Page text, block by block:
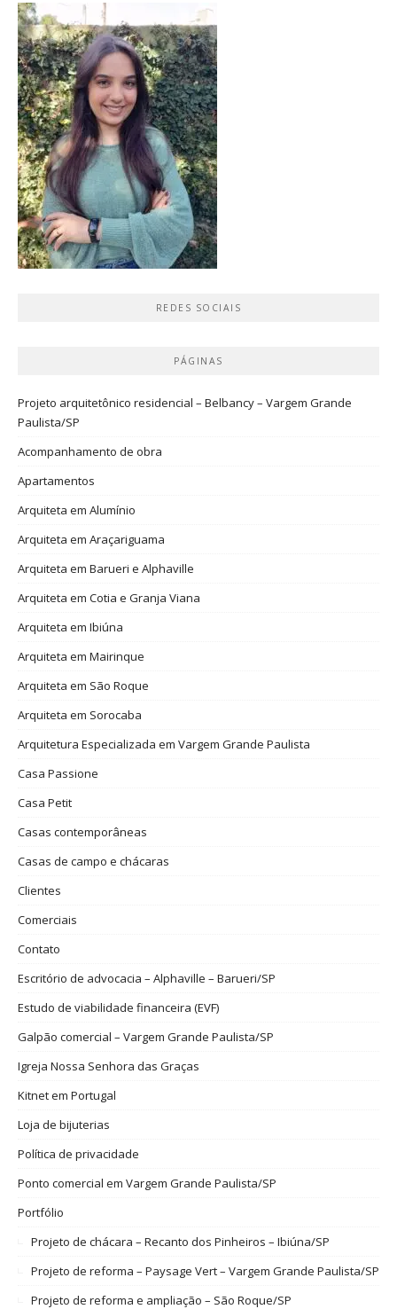
REDES SOCIAIS
PÁGINAS
Projeto arquitetônico residencial – Belbancy – Vargem Grande
Paulista/SP
Acompanhamento de obra
Apartamentos
Arquiteta em Alumínio
Arquiteta em Araçariguama
Arquiteta em Barueri e Alphaville
Arquiteta em Cotia e Granja Viana
Arquiteta em Ibiúna
Arquiteta em Mairinque
Arquiteta em São Roque
Arquiteta em Sorocaba
Arquitetura Especializada em Vargem Grande Paulista
Casa Passione
Casa Petit
Casas contemporâneas
Casas de campo e chácaras
Clientes
Comerciais
Contato
Escritório de advocacia – Alphaville – Barueri/SP
Estudo de viabilidade financeira (EVF)
Galpão comercial – Vargem Grande Paulista/SP
Igreja Nossa Senhora das Graças
Kitnet em Portugal
Loja de bijuterias
Política de privacidade
Ponto comercial em Vargem Grande Paulista/SP
Portfólio
Projeto de chácara – Recanto dos Pinheiros – Ibiúna/SP
Projeto de reforma – Paysage Vert – Vargem Grande Paulista/SP
Projeto de reforma e ampliação – São Roque/SP